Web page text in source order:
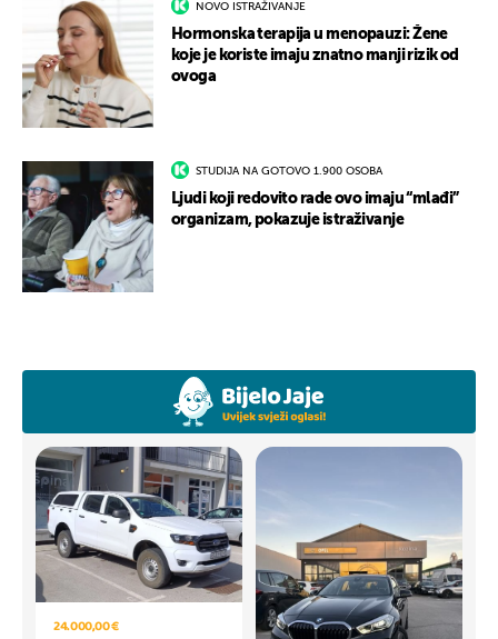
NOVO ISTRAŽIVANJE
Hormonska terapija u menopauzi: Žene
koje je koriste imaju znatno manji rizik od
ovoga
STUDIJA NA GOTOVO 1.900 OSOBA
Ljudi koji redovito rade ovo imaju “mlađi”
organizam, pokazuje istraživanje
24.000,00 €